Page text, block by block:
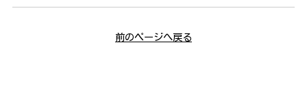
前のページへ戻る